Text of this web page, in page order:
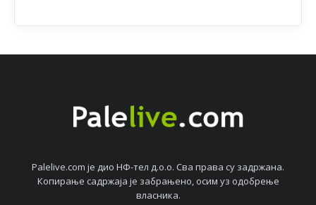
Palelive.com јe дио НФ-тeл д.о.о. Сва права су задржана.
Копирањe садржаја јe забрањeно, осим уз одобрeњe
власника.